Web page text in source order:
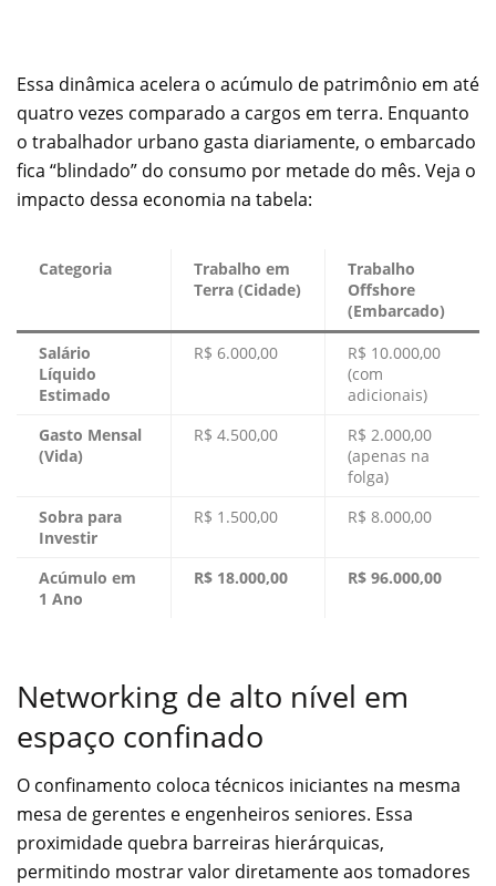
Essa dinâmica acelera o acúmulo de patrimônio em até
quatro vezes comparado a cargos em terra. Enquanto
o trabalhador urbano gasta diariamente, o embarcado
fica “blindado” do consumo por metade do mês. Veja o
impacto dessa economia na tabela:
Categoria
Trabalho em
Terra (Cidade)
Trabalho
Offshore
(Embarcado)
Salário
Líquido
Estimado
R$ 6.000,00
R$ 10.000,00
(com
adicionais)
Gasto Mensal
(Vida)
R$ 4.500,00
R$ 2.000,00
(apenas na
folga)
Sobra para
Investir
R$ 1.500,00 R$ 8.000,00
Acúmulo em
1 Ano
R$ 18.000,00 R$ 96.000,00
Networking de alto nível em
espaço confinado
O confinamento coloca técnicos iniciantes na mesma
mesa de gerentes e engenheiros seniores. Essa
proximidade quebra barreiras hierárquicas,
permitindo mostrar valor diretamente aos tomadores